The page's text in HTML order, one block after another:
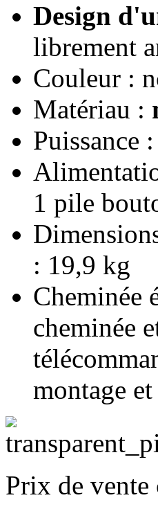
Design
librement
Couleur :
Matériau :
Puissance
1 pile
: 19,9 kg
Cheminée
cheminée
montage
Prix de vente